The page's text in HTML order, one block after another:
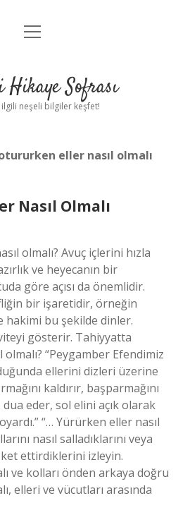
Anasayfa
Yasal Uyarı
menüyü
Hikaye Sofrası
neşeli bilgiler keşfet!
eller nasıl olmalı
Nasıl Olmalı
olmalı? Avuç içlerini hızla
ve heyecanın bir
göre açısı da önemlidir.
bir işaretidir, örneğin
hakimi bu şekilde dinler.
gösterir. Tahiyyatta
“Peygamber Efendimiz
ellerini dizleri üzerine
kaldırır, başparmağını
eder, sol elini açık olarak
“… Yürürken eller nasıl
nasıl salladıklarını veya
ettirdiklerini izleyin.
ve kolları önden arkaya doğru
elleri ve vücutları arasında